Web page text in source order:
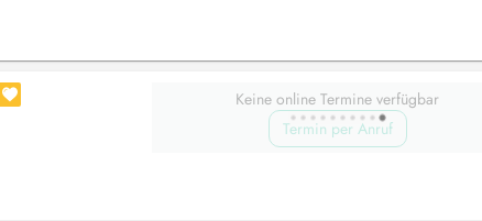
Keine online Termine verfügbar
Termin per Anruf